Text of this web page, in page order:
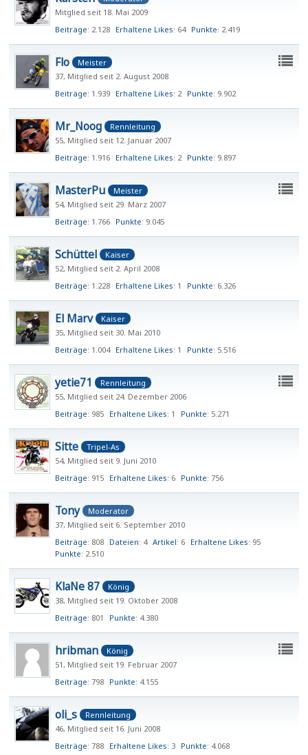
Mitglied seit 18. Mai 2009
Beiträge 2.128 Erhaltene Likes 64 Punkte 2.419
Flo
Meister
37 Mitglied seit 2. August 2008
Beiträge 1.939 Erhaltene Likes 2 Punkte 9.902
Mr_Noog
Rennleitung
55 Mitglied seit 12. Januar 2007
Beiträge 1.916 Erhaltene Likes 2 Punkte 9.897
MasterPu
Meister
54 Mitglied seit 29. März 2007
Beiträge 1.766 Punkte 9.045
Schüttel
Kaiser
52 Mitglied seit 2. April 2008
Beiträge 1.228 Erhaltene Likes 1 Punkte 6.326
El Marv
Kaiser
35 Mitglied seit 30. Mai 2010
Beiträge 1.004 Erhaltene Likes 1 Punkte 5.516
yetie71
Rennleitung
55 Mitglied seit 24. Dezember 2006
Beiträge 985 Erhaltene Likes 1 Punkte 5.271
Sitte
Tripel-As
54 Mitglied seit 9. Juni 2010
Beiträge 915 Erhaltene Likes 6 Punkte 756
Tony
Moderator
37 Mitglied seit 6. September 2010
Beiträge 808 Dateien 4 Artikel 6 Erhaltene Likes 95
Punkte 2.510
KlaNe 87
König
38 Mitglied seit 19. Oktober 2008
Beiträge 801 Punkte 4.380
hribman
König
51 Mitglied seit 19. Februar 2007
Beiträge 798 Punkte 4.155
oli_s
Rennleitung
46 Mitglied seit 16. Juni 2008
Beiträge 788 Erhaltene Likes 3 Punkte 4.068